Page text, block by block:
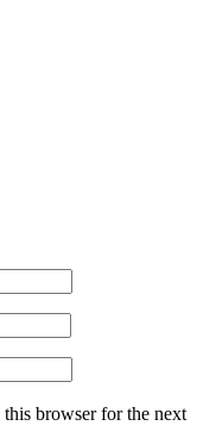
browser for the next